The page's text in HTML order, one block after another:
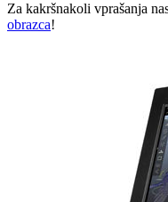
Za kakršnakoli vprašanja
obrazca!